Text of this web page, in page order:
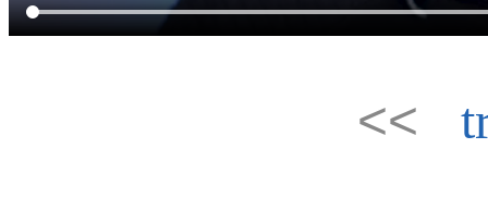
<<